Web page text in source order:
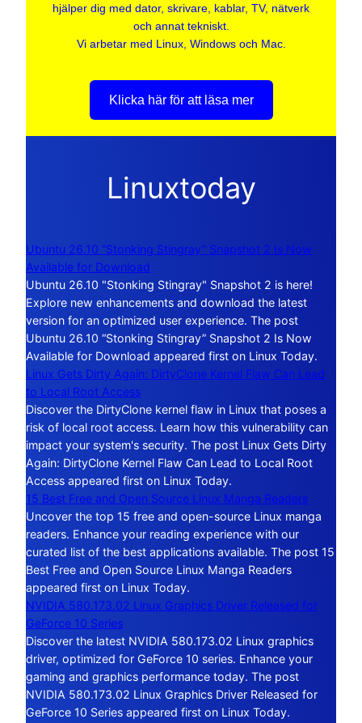
hjälper dig med dator, skrivare, kablar, TV, nätverk
och annat tekniskt.
Vi arbetar med Linux, Windows och Mac.
Klicka här för att läsa mer
Linuxtoday
Ubuntu 26.10 “Stonking Stingray” Snapshot 2 Is Now
Available for Download
Ubuntu 26.10 "Stonking Stingray" Snapshot 2 is here!
Explore new enhancements and download the latest
version for an optimized user experience. The post
Ubuntu 26.10 “Stonking Stingray” Snapshot 2 Is Now
Available for Download appeared first on Linux Today.
Linux Gets Dirty Again: DirtyClone Kernel Flaw Can Lead
to Local Root Access
Discover the DirtyClone kernel flaw in Linux that poses a
risk of local root access. Learn how this vulnerability can
impact your system's security. The post Linux Gets Dirty
Again: DirtyClone Kernel Flaw Can Lead to Local Root
Access appeared first on Linux Today.
15 Best Free and Open Source Linux Manga Readers
Uncover the top 15 free and open-source Linux manga
readers. Enhance your reading experience with our
curated list of the best applications available. The post 15
Best Free and Open Source Linux Manga Readers
appeared first on Linux Today.
NVIDIA 580.173.02 Linux Graphics Driver Released for
GeForce 10 Series
Discover the latest NVIDIA 580.173.02 Linux graphics
driver, optimized for GeForce 10 series. Enhance your
gaming and graphics performance today. The post
NVIDIA 580.173.02 Linux Graphics Driver Released for
GeForce 10 Series appeared first on Linux Today.